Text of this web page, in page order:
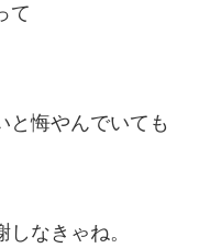
て
と悔やんでいても
なきゃね。